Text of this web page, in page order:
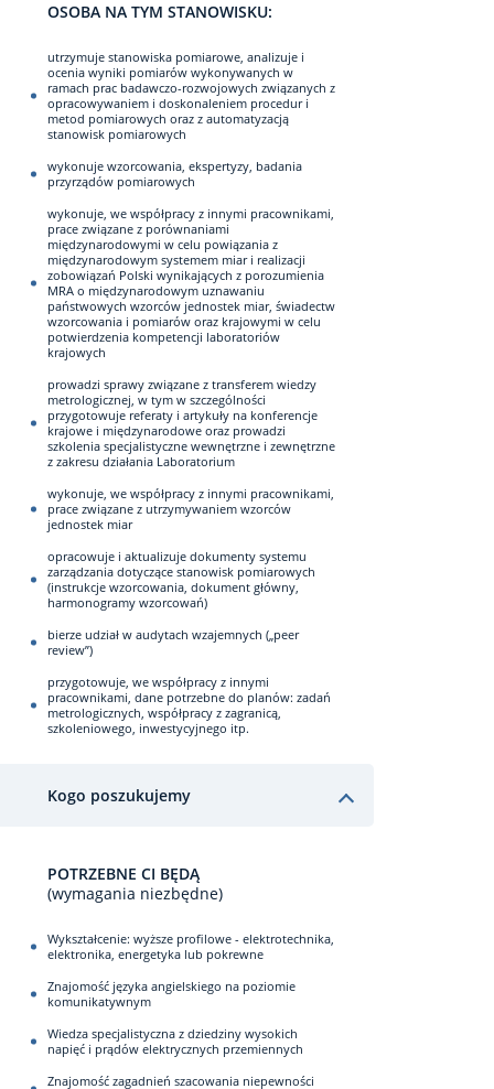
OSOBA NA TYM STANOWISKU:
utrzymuje stanowiska pomiarowe, analizuje i
ocenia wyniki pomiarów wykonywanych w
ramach prac badawczo-rozwojowych związanych z
opracowywaniem i doskonaleniem procedur i
metod pomiarowych oraz z automatyzacją
stanowisk pomiarowych
wykonuje wzorcowania, ekspertyzy, badania
przyrządów pomiarowych
wykonuje, we współpracy z innymi pracownikami,
prace związane z porównaniami
międzynarodowymi w celu powiązania z
międzynarodowym systemem miar i realizacji
zobowiązań Polski wynikających z porozumienia
MRA o międzynarodowym uznawaniu
państwowych wzorców jednostek miar, świadectw
wzorcowania i pomiarów oraz krajowymi w celu
potwierdzenia kompetencji laboratoriów
krajowych
prowadzi sprawy związane z transferem wiedzy
metrologicznej, w tym w szczególności
przygotowuje referaty i artykuły na konferencje
krajowe i międzynarodowe oraz prowadzi
szkolenia specjalistyczne wewnętrzne i zewnętrzne
z zakresu działania Laboratorium
wykonuje, we współpracy z innymi pracownikami,
prace związane z utrzymywaniem wzorców
jednostek miar
opracowuje i aktualizuje dokumenty systemu
zarządzania dotyczące stanowisk pomiarowych
(instrukcje wzorcowania, dokument główny,
harmonogramy wzorcowań)
bierze udział w audytach wzajemnych („peer
review”)
przygotowuje, we współpracy z innymi
pracownikami, dane potrzebne do planów: zadań
metrologicznych, współpracy z zagranicą,
szkoleniowego, inwestycyjnego itp.
Kogo poszukujemy
POTRZEBNE CI BĘDĄ
(wymagania niezbędne)
Wykształcenie: wyższe profilowe - elektrotechnika,
elektronika, energetyka lub pokrewne
Znajomość języka angielskiego na poziomie
komunikatywnym
Wiedza specjalistyczna z dziedziny wysokich
napięć i prądów elektrycznych przemiennych
Znajomość zagadnień szacowania niepewności